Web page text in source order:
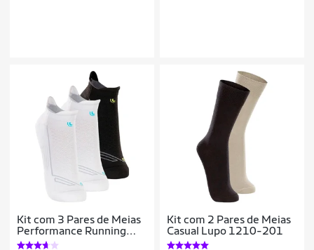
Kit com 3 Pares de Meias
Performance Running
Lupo 3276-002
Kit com 2 Pares de Meias
Casual Lupo 1210-201